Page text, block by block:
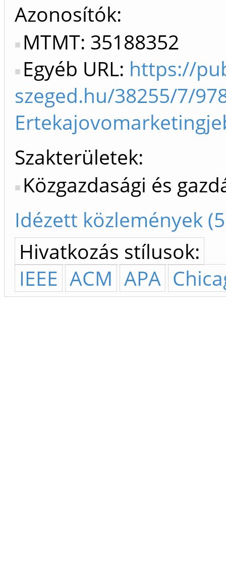
Azonosítók
MTMT: 35188352
Egyéb URL: https://
szeged.hu/38255/7/
Szakterületek:
Közgazdasági és
Idézett közlemények
Hivatkozás stílusok:
IEEE ACM APA